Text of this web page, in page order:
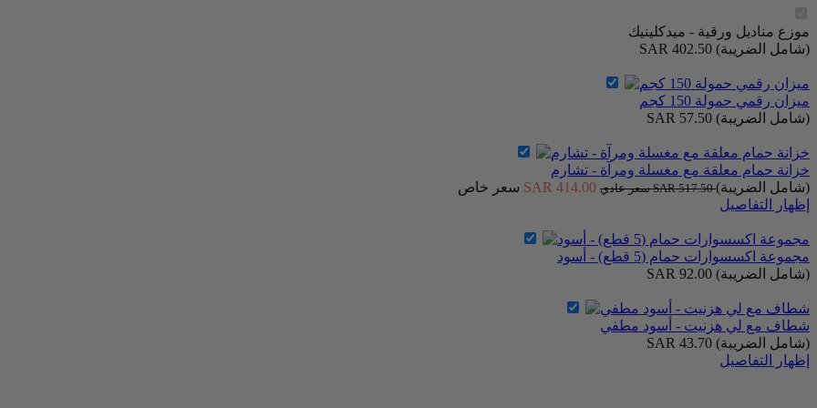
موزع مناديل ورقية - ميدكلينيك
SAR 402.50
(شامل الضريبة)
ميزان رقمي حمولة 150 كجم
SAR 57.50
(شامل الضريبة)
خزانة حمام معلقة مع مغسلة ومرآة - تشارم
سعر خاص SAR 414.00 سعر عادي SAR 517.50
(شامل الضريبة)
إظهار التفاصيل
مجموعة اكسسوارات حمام (5 قطع) - أسود
SAR 92.00
(شامل الضريبة)
شطاف مع لي هزنيت - أسود مطفي
SAR 43.70
(شامل الضريبة)
إظهار التفاصيل